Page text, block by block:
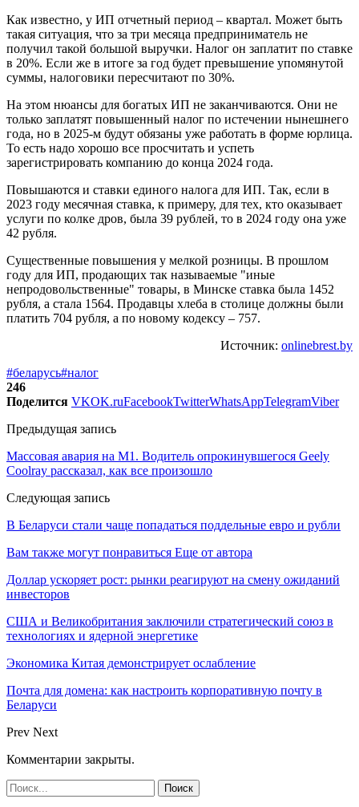
Как известно, у ИП отчетный период – квартал. Может быть
такая ситуация, что за три месяца предприниматель не
получил такой большой выручки. Налог он заплатит по ставке
в 20%. Если же в итоге за год будет превышение упомянутой
суммы, налоговики пересчитают по 30%.
На этом нюансы для богатых ИП не заканчиваются. Они не
только заплатят повышенный налог по истечении нынешнего
года, но в 2025-м будут обязаны уже работать в форме юрлица.
То есть надо хорошо все просчитать и успеть
зарегистрировать компанию до конца 2024 года.
Повышаются и ставки единого налога для ИП. Так, если в
2023 году месячная ставка, к примеру, для тех, кто оказывает
услуги по колке дров, была 39 рублей, то в 2024 году она уже
42 рубля.
Существенные повышения у мелкой розницы. В прошлом
году для ИП, продающих так называемые "иные
непродовольственные" товары, в Минске ставка была 1452
рубля, а стала 1564. Продавцы хлеба в столице должны были
платить 704 рубля, а по новому кодексу – 757.
Источник: onlinebrest.by
#беларусь#налог
246
Поделится VKOK.ruFacebookTwitterWhatsAppTelegramViber
Предыдущая запись
Массовая авария на М1. Водитель опрокинувшегося Geely
Coolray рассказал, как все произошло
Следующая запись
В Беларуси стали чаще попадаться поддельные евро и рубли
Вам также могут понравиться Еще от автора
Доллар ускоряет рост: рынки реагируют на смену ожиданий
инвесторов
США и Великобритания заключили стратегический союз в
технологиях и ядерной энергетике
Экономика Китая демонстрирует ослабление
Почта для домена: как настроить корпоративную почту в
Беларуси
Prev Next
Комментарии закрыты.